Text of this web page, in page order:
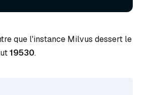
que l'instance Milvus dessert le
19530.